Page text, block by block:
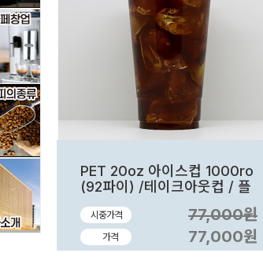
PET 20oz 아이스컵 1000ro
(92파이) /테이크아웃컵 / 플
시중가격 77,000원
가격 77,000원